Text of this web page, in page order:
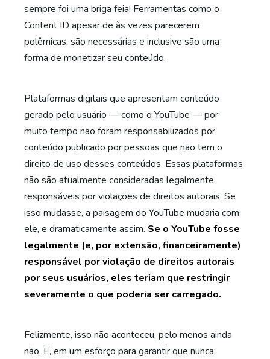
sempre foi uma briga feia! Ferramentas como o
Content ID apesar de às vezes parecerem
polêmicas, são necessárias e inclusive são uma
forma de monetizar seu conteúdo.
Plataformas digitais que apresentam conteúdo
gerado pelo usuário — como o YouTube — por
muito tempo não foram responsabilizados por
conteúdo publicado por pessoas que não tem o
direito de uso desses conteúdos. Essas plataformas
não são atualmente consideradas legalmente
responsáveis por violações de direitos autorais. Se
isso mudasse, a paisagem do YouTube mudaria com
ele, e dramaticamente assim. Se o YouTube fosse
legalmente (e, por extensão, financeiramente)
responsável por violação de direitos autorais
por seus usuários, eles teriam que restringir
severamente o que poderia ser carregado.
Felizmente, isso não aconteceu, pelo menos ainda
não. E, em um esforço para garantir que nunca